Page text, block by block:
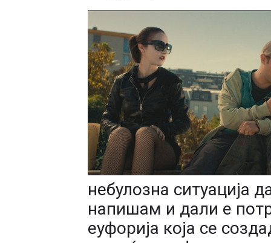
небулозна ситуација
напишам и дали е
еуфорија која се